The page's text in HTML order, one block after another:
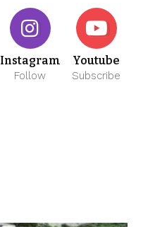
Instagram
Follow
Youtube
Subscribe